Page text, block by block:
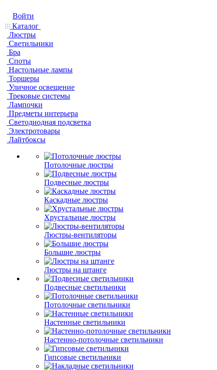
Войти
Каталог
Люстры
Светильники
Бра
Споты
Настольные лампы
Торшеры
Уличное освещение
Трековые системы
Лампочки
Предметы интерьера
Светодиодная подсветка
Электротовары
Лайтбоксы
Потолочные люстры
Подвесные люстры
Каскадные люстры
Хрустальные люстры
Люстры-вентиляторы
Большие люстры
Люстры на штанге
Подвесные светильники
Потолочные светильники
Настенные светильники
Настенно-потолочные светильники
Гипсовые светильники